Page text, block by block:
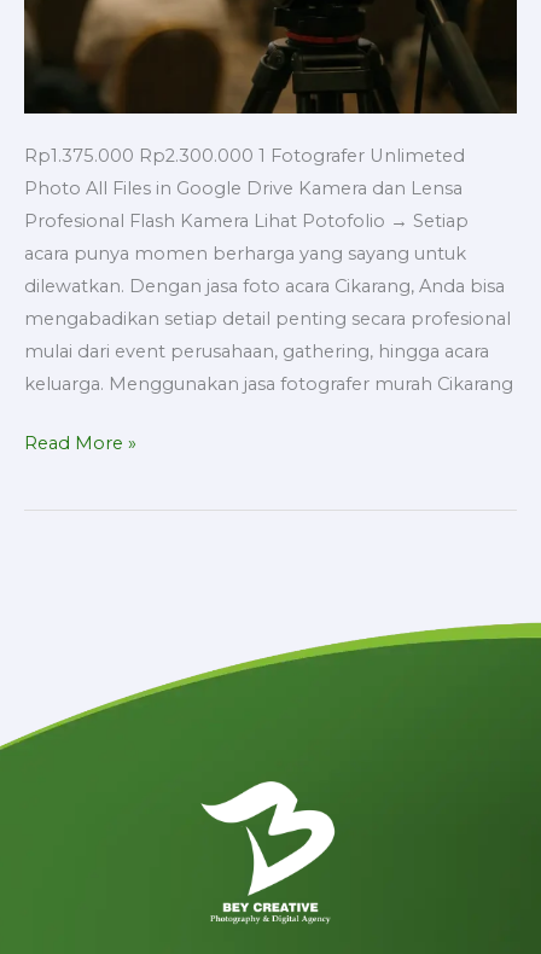
Rp1.375.000 Rp2.300.000 1 Fotografer Unlimeted
Photo All Files in Google Drive Kamera dan Lensa
Profesional Flash Kamera Lihat Potofolio → Setiap
acara punya momen berharga yang sayang untuk
dilewatkan. Dengan jasa foto acara Cikarang, Anda bisa
mengabadikan setiap detail penting secara profesional
mulai dari event perusahaan, gathering, hingga acara
keluarga. Menggunakan jasa fotografer murah Cikarang
Read More »